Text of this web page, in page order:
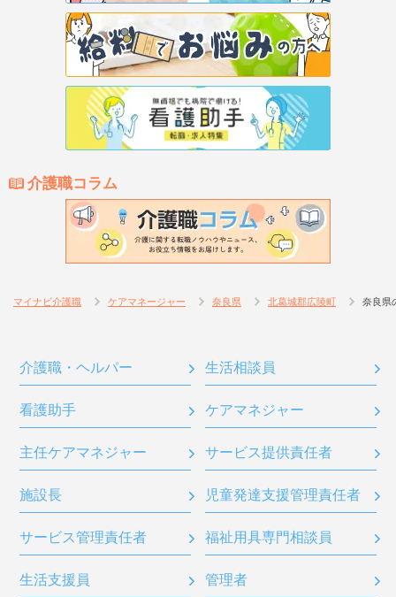
介護職コラム
マイナビ介護職 ケアマネージャー 奈良県 北葛城郡広陵町 奈良県
介護職・ヘルパー 生活相談員
看護助手 ケアマネジャー
主任ケアマネジャー サービス提供責任者
施設長 児童発達支援管理責任者
サービス管理責任者 福祉用具専門相談員
生活支援員 管理者